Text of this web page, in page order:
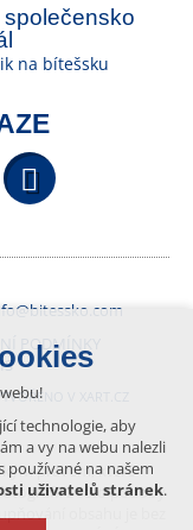
na bítešsku
YouTube
PODMÍNKY
V XART.CZ
právem, které
z této podoby
technologie, aby
a vy na webu nalezli
používané na našem
uživatelů stránek.